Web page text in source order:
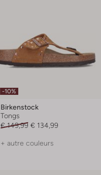
-10%
Birkenstock
Tongs
€ 149,99 € 134,99
+ autre couleurs